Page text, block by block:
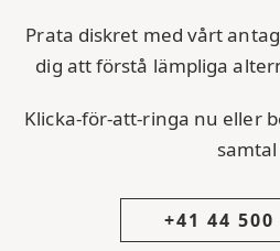
Prata diskret med vårt
dig att förstå lämpliga
Klicka-för-att-ringa nu eller
samtal
+41 44 500